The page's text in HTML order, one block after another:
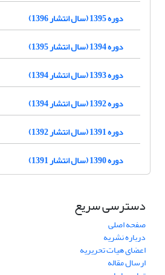
دوره 1395 (سال انتشار 1396)
دوره 1394 (سال انتشار 1395)
دوره 1393 (سال انتشار 1394)
دوره 1392 (سال انتشار 1394)
دوره 1391 (سال انتشار 1392)
دوره 1390 (سال انتشار 1391)
دسترسی سریع
صفحه اصلی
درباره نشریه
اعضای هیات تحریریه
ارسال مقاله